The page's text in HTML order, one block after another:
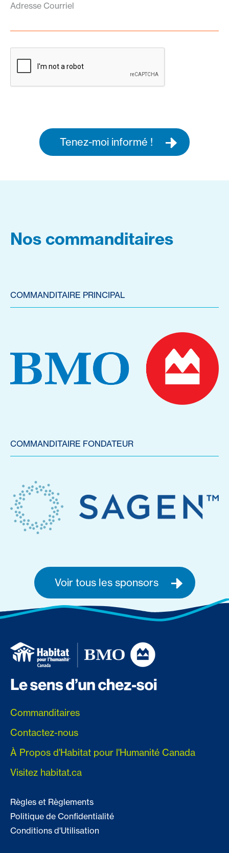
Adresse Courriel
Tenez-moi informé !
Nos commanditaires
COMMANDITAIRE PRINCIPAL
COMMANDITAIRE FONDATEUR
Voir tous les sponsors
Commanditaires
Contactez-nous
À Propos d'Habitat pour l'Humanité Canada
Visitez habitat.ca
Règles et Règlements
Politique de Confidentialité
Conditions d'Utilisation